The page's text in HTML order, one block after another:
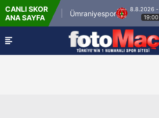
CANLI SKOR
ANA SAYFA
İstanbulspor Ümraniyespor
8.8.2026 - Cum
19:00